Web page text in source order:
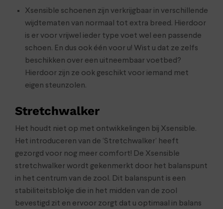
Xsensible schoenen zijn verkrijgbaar in verschillende
wijdtematen van normaal tot extra breed. Hierdoor
is er voor vrijwel ieder type voet wel een passende
schoen. En dus ook één voor u! Wist u dat ze zelfs
beschikken over een uitneembaar voetbed?
Hierdoor zijn ze ook geschikt voor iemand met
eigen steunzolen.
Stretchwalker
Het houdt niet op met ontwikkelingen bij Xsensible.
Het introduceren van de ‘Stretchwalker’ heeft
gezorgd voor nog meer comfort! De Xsensible
stretchwalker wordt gekenmerkt door het balanspunt
in het centrum van de zool. Dit balanspunt is een
stabiliteitsblokje die in het midden van de zool
bevestigd zit en ervoor zorgt dat u optimaal in balans